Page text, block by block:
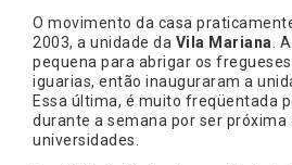
O movimento da casa
2003, a unidade da Vila Mariana.
pequena para abrigar os
iguarias, então inauguraram a
Essa última, é muito freqüentada
durante a semana por ser próxima
universidades.